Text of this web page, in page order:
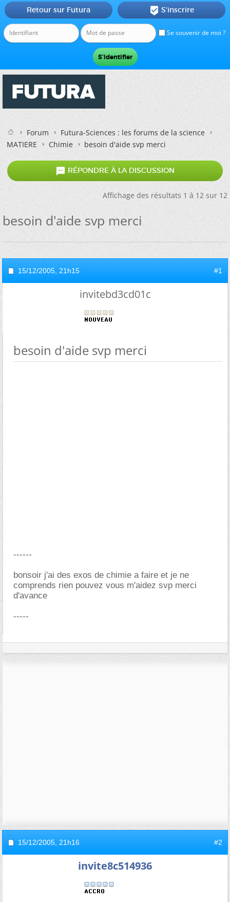
Se souvenir de moi ?
Retour sur Futura  S'inscrire
Forum
Futura-Sciences : les forums de la science
MATIERE
Chimie besoin d'aide svp merci
 RÉPONDRE À LA DISCUSSION
Affichage des résultats 1 à 12 sur 12
besoin d'aide svp merci
15/12/2005, 21h15 #1
invitebd3cd01c
besoin d'aide svp merci
------
bonsoir j'ai des exos de chimie a faire et je ne
comprends rien pouvez vous m'aidez svp merci
d'avance
-----
15/12/2005, 21h16 #2
invite8c514936